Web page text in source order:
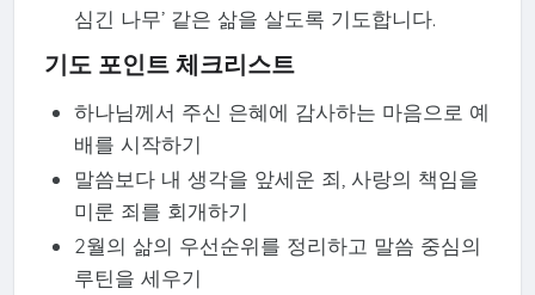
심긴 나무’ 같은 삶을 살도록 기도합니다.
기도 포인트 체크리스트
하나님께서 주신 은혜에 감사하는 마음으로 예
배를 시작하기
말씀보다 내 생각을 앞세운 죄, 사랑의 책임을
미룬 죄를 회개하기
2월의 삶의 우선순위를 정리하고 말씀 중심의
루틴을 세우기